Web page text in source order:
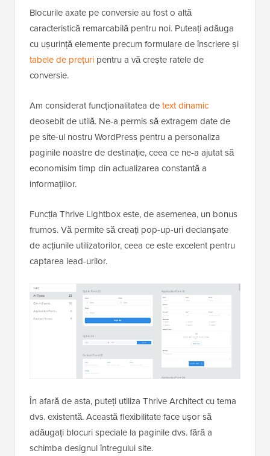
Blocurile axate pe conversie au fost o altă
caracteristică remarcabilă pentru noi. Puteați adăuga
cu ușurință elemente precum formulare de înscriere și
tabele de prețuri pentru a vă crește ratele de
conversie.
Am considerat funcționalitatea detext dinamic
deosebit de utilă. Ne-a permis să extragem date de
pe site-ul nostru WordPress pentru a personaliza
paginile noastre de destinație, ceea ce ne-a ajutat să
economisim timp din actualizarea constantă a
informațiilor.
Funcția Thrive Lightbox este, de asemenea, un bonus
frumos. Vă permite să creați pop-up-uri declanșate
de acțiunile utilizatorilor, ceea ce este excelent pentru
captarea lead-urilor.
În afară de asta, puteți utiliza Thrive Architect cu tema
dvs. existentă. Această flexibilitate face ușor să
adăugați blocuri speciale la paginile dvs. fără a
schimba designul întregului site.